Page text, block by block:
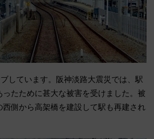
しています。阪神淡路大震災では、駅
ったために甚大な被害を受けました。被
西側から高架橋を建設して駅も再建され